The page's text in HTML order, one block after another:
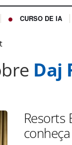
CURSO DE IA
Daj
Resorts